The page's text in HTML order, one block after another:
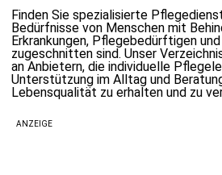
Finden Sie spezialisierte
Bedürfnisse von Menschen mit
Erkrankungen, Pflegebedürftigen
zugeschnitten sind. Unser
an Anbietern, die individuelle
Unterstützung im Alltag und
Lebensqualität zu erhalten und zu
ANZEIGE